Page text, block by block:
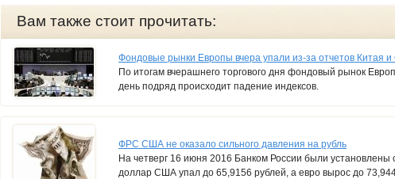
Вам также стоит прочитать:
Фондовые рынки Европы вчера упали из-за отчетов Китая
По итогам вчерашнего торгового дня фондовый рынок
день подряд происходит падение индексов.
ФРС США не оказало сильного давления на рубль
На четверг 16 июня 2016 Банком России были
доллар США упал до 65,9156 рублей, а евро вырос до